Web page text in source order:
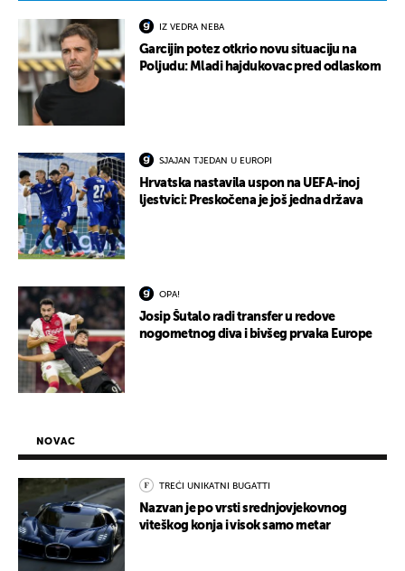
IZ VEDRA NEBA
Garcijin potez otkrio novu situaciju na
Poljudu: Mladi hajdukovac pred odlaskom
SJAJAN TJEDAN U EUROPI
Hrvatska nastavila uspon na UEFA-inoj
ljestvici: Preskočena je još jedna država
OPA!
Josip Šutalo radi transfer u redove
nogometnog diva i bivšeg prvaka Europe
NOVAC
TREĆI UNIKATNI BUGATTI
Nazvan je po vrsti srednjovjekovnog
viteškog konja i visok samo metar